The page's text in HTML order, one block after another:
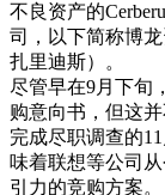
不良资产的
司，以下简称博
扎里迪斯）。
尽管早在9月下旬
购意向书，但这
完成尽职调查的
味着联想等公司
引力的竞购方案。